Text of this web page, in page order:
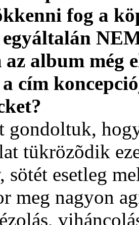
fog a
az album még
cím
gondoltuk,
tükrözõdik
sötét esetleg
meg nagyon